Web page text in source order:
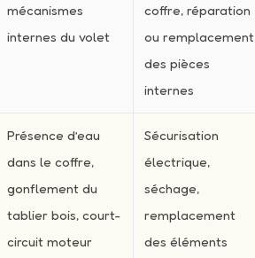
mécanismes
internes du volet
coffre, réparation
ou remplacement
des pièces
internes
Présence d’eau
dans le coffre,
gonflement du
tablier bois, court-
circuit moteur
Sécurisation
électrique,
séchage,
remplacement
des éléments